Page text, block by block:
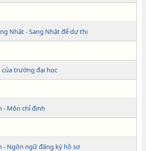
Nhật - Sang Nhật để dự thi
trường đại học
- Môn chỉ định
- Ngôn ngữ đăng ký hồ sơ